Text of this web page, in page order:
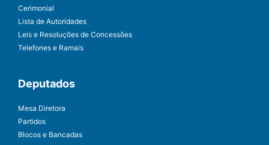
Cerimonial
Lista de Autoridades
Leis e Resoluções de Concessões
Telefones e Ramais
Deputados
Mesa Diretora
Partidos
Blocos e Bancadas